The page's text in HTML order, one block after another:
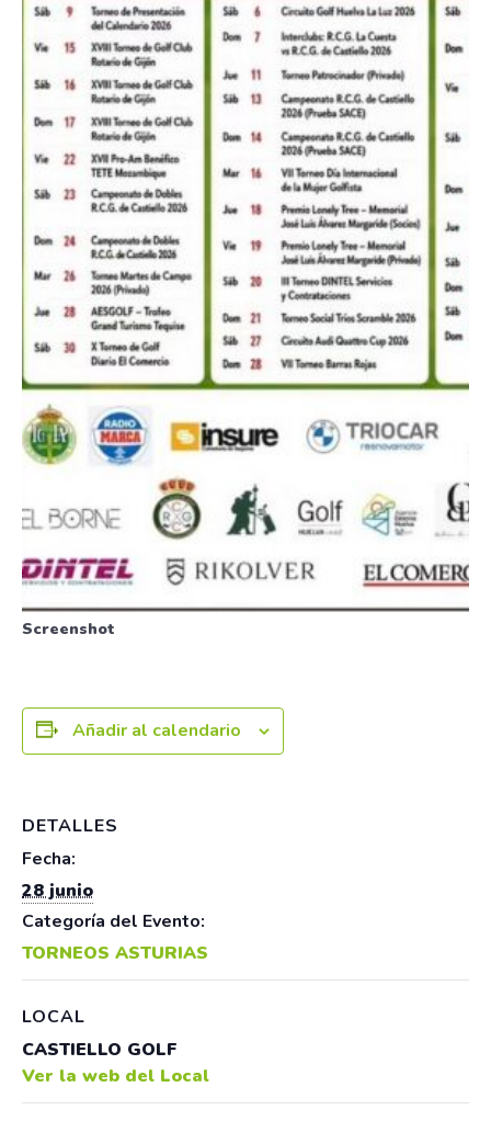
Screenshot
Añadir al calendario
DETALLES
Fecha:
28 junio
Categoría del Evento:
TORNEOS ASTURIAS
LOCAL
CASTIELLO GOLF
Ver la web del Local